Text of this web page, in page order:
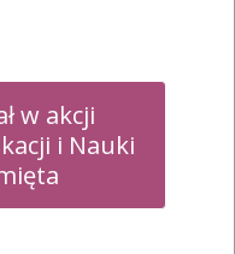
w akcji